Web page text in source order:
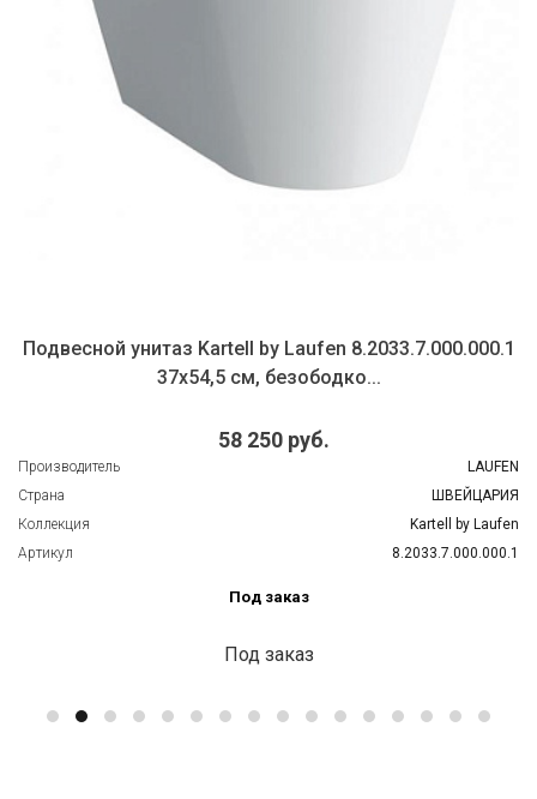
Подвесной унитаз Kartell by Laufen 8.2033.7.000.000.1
37х54,5 см, безободко...
58 250 руб.
Производитель
LAUFEN
Страна
ШВЕЙЦАРИЯ
Коллекция
Kartell by Laufen
Артикул
8.2033.7.000.000.1
Под заказ
Под заказ